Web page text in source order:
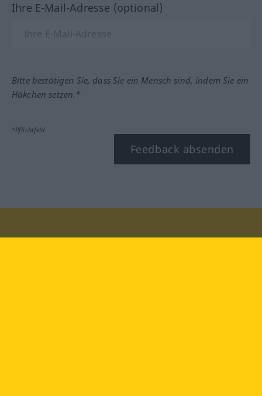
Ihre E-Mail-Adresse (optional)
Bitte bestätigen Sie, dass Sie ein Mensch sind, indem Sie ein
Häkchen setzen.*
*Pflichtfeld
Feedback absenden